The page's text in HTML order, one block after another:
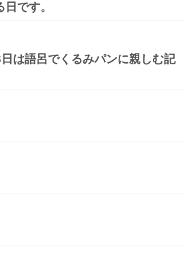
です。
は語呂でくるみパンに親しむ記